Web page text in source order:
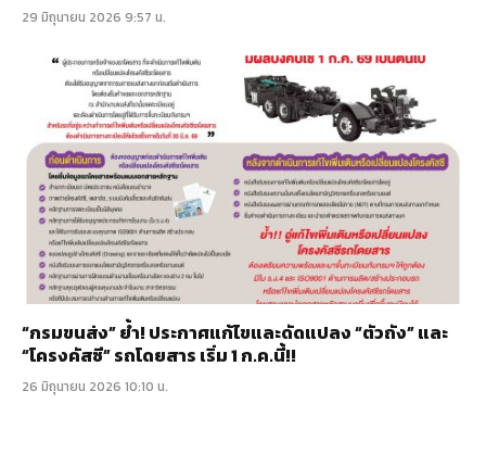
29 มิถุนายน 2026 9:57 น.
“กรมขนส่ง” ย้ำ! ประกาศแก้ไขและดัดแปลง “ตัวถัง” และ
“โครงคัสซี” รถโดยสาร เริ่ม 1 ก.ค.นี้!!
26 มิถุนายน 2026 10:10 น.